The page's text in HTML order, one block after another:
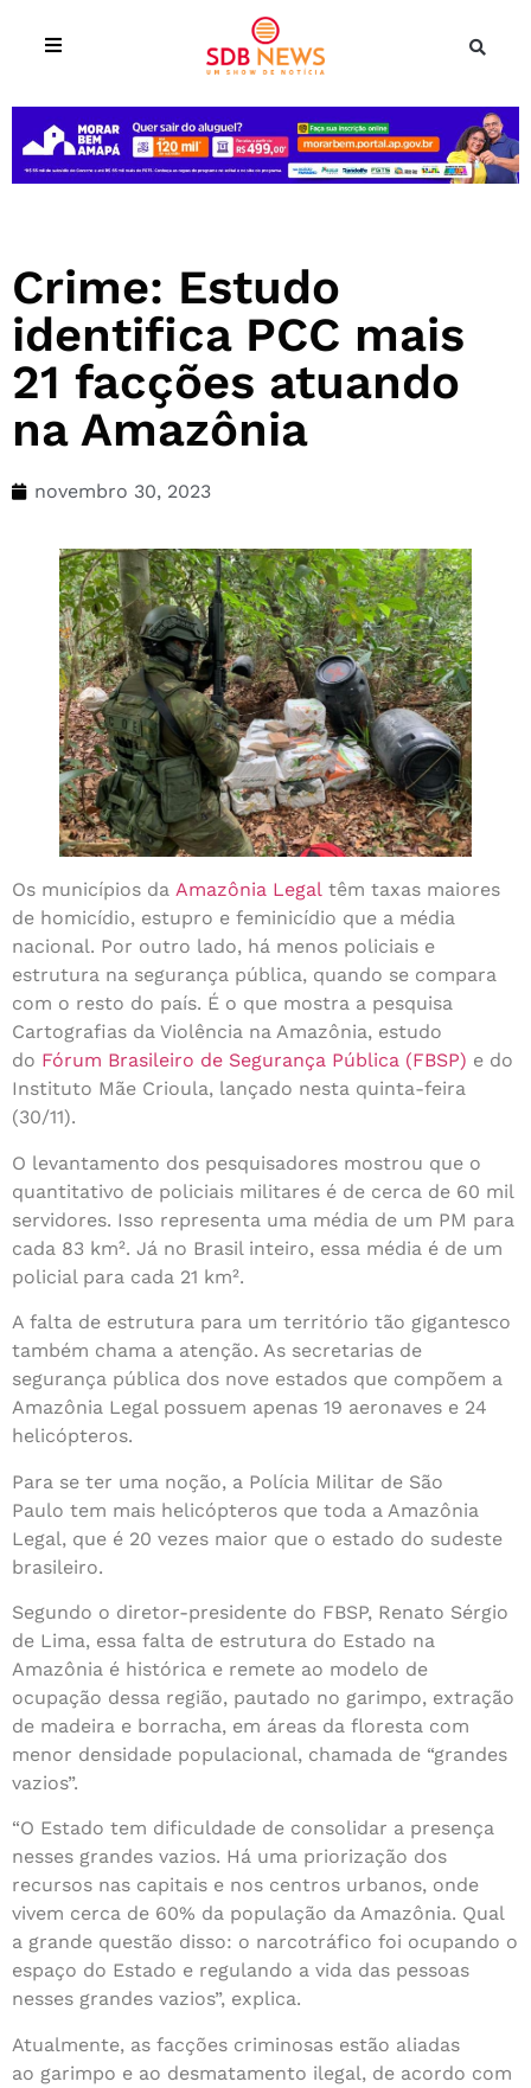
Crime: Estudo
identifica PCC mais
21 facções atuando
na Amazônia
novembro 30, 2023
Os municípios da Amazônia Legal têm taxas maiores
de homicídio, estupro e feminicídio que a média
nacional. Por outro lado, há menos policiais e
estrutura na segurança pública, quando se compara
com o resto do país. É o que mostra a pesquisa
Cartografias da Violência na Amazônia, estudo
do Fórum Brasileiro de Segurança Pública (FBSP) e do
Instituto Mãe Crioula, lançado nesta quinta-feira
(30/11).
O levantamento dos pesquisadores mostrou que o
quantitativo de policiais militares é de cerca de 60 mil
servidores. Isso representa uma média de um PM para
cada 83 km². Já no Brasil inteiro, essa média é de um
policial para cada 21 km².
A falta de estrutura para um território tão gigantesco
também chama a atenção. As secretarias de
segurança pública dos nove estados que compõem a
Amazônia Legal possuem apenas 19 aeronaves e 24
helicópteros.
Para se ter uma noção, a Polícia Militar de São
Paulo tem mais helicópteros que toda a Amazônia
Legal, que é 20 vezes maior que o estado do sudeste
brasileiro.
Segundo o diretor-presidente do FBSP, Renato Sérgio
de Lima, essa falta de estrutura do Estado na
Amazônia é histórica e remete ao modelo de
ocupação dessa região, pautado no garimpo, extração
de madeira e borracha, em áreas da floresta com
menor densidade populacional, chamada de “grandes
vazios”.
“O Estado tem dificuldade de consolidar a presença
nesses grandes vazios. Há uma priorização dos
recursos nas capitais e nos centros urbanos, onde
vivem cerca de 60% da população da Amazônia. Qual
a grande questão disso: o narcotráfico foi ocupando o
espaço do Estado e regulando a vida das pessoas
nesses grandes vazios”, explica.
Atualmente, as facções criminosas estão aliadas
ao garimpo e ao desmatamento ilegal, de acordo com